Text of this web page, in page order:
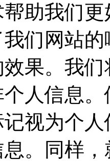
助我们
们网站
果。我
人信息
视为个
。同样